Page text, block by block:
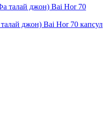
джон) Bai Hor 70 капсул